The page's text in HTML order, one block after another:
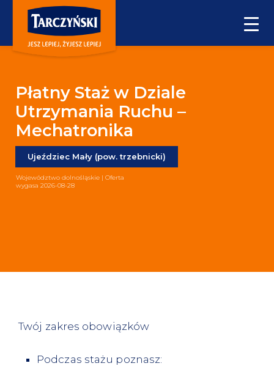
Płatny Staż w Dziale
Utrzymania Ruchu –
Mechatronika
Ujeździec Mały (pow. trzebnicki)
Województwo dolnośląskie | Oferta
wygasa 2026-08-28
Twój zakres obowiązków
Podczas stażu poznasz: